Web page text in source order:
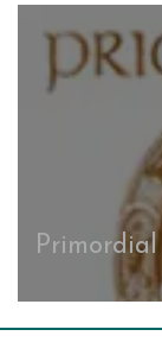
Primordial